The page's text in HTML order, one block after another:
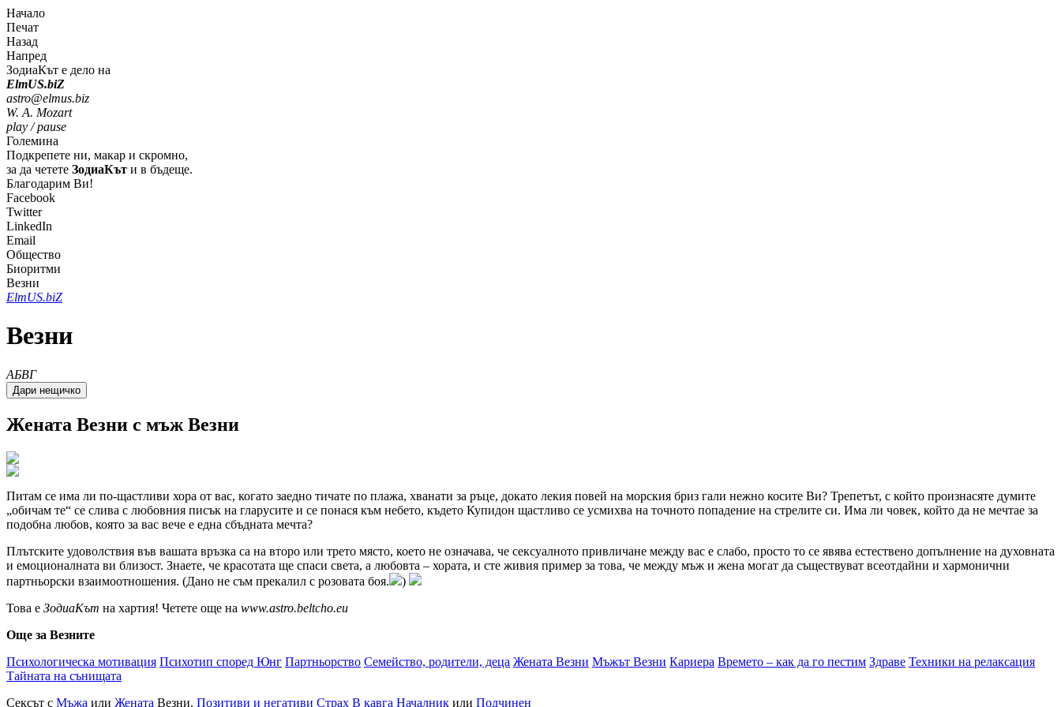
Начало
Печат
Назад
Напред
ЗодиаКът е дело на
ElmUS.biZ
astro@elmus.biz
W. A. Mozart
play / pause
Големина
Подкрепете ни, макар и скромно,
за да четете ЗодиаКът и в бъдеще.
Благодарим Ви!
Facebook
Twitter
LinkedIn
Email
Общество
Биоритми
Везни
ElmUS.biZ
Везни
AБВГ
Жената Везни с мъж Везни
Питам се има ли по-щастливи хора от вас, когато заедно тичате по плажа, хванати за ръце, докато лекия повей на морския бриз гали нежно косите Ви? Трепетът, с който произнасяте думите
обичам те
се слива с любовния писък на гларусите и се понася към небето, където Купидон щастливо се усмихва на точното попадение на стрелите си. Има ли човек, който да не мечтае за
подобна любов, която за вас вече е една сбъдната мечта?
Плътските удоволствия във вашата връзка са на второ или трето място, което не означава, че сексуалното привличане между вас е слабо, просто то се явява естествено допълнение на духовната
и емоционалната ви близост. Знаете, че красотата ще спаси света, а любовта – хората, и сте живия пример за това, че между мъж и жена могат да съществуват всеотдайни и хармонични
партньорски взаимоотношения. (Дано не съм прекалил с розовата боя.
)
Това е ЗодиаКът на хартия! Четете още на www.astro.beltcho.eu
Още за Везните
Психологическа мотивация Психотип според Юнг Партньорство Семейство, родители, деца Жената Везни Мъжът Везни Кариера Времето – как да го пестим Здраве Техники на релаксация
Тайната на сънищата
Сексът с Мъжа или Жената Везни. Позитиви и негативи Страх В кавга Началник или Подчинен